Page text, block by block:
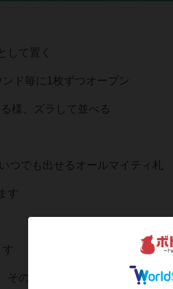
して置く
ド毎に1枚ずつオープン
様、ズラして並べる
つでも出せるオールマイティ札
す
その中から、他は1枚伏せて一斉